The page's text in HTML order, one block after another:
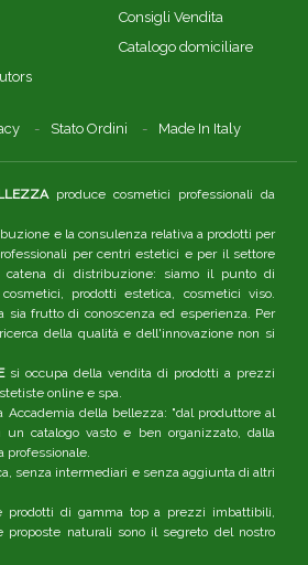
Consigli Vendita
Catalogo domiciliare
Stato Ordini Made In Italy
produce cosmetici professionali da
e la consulenza relativa a prodotti per
per centri estetici e per il settore
catena di distribuzione: siamo il punto di
prodotti estetica, cosmetici viso.
sia frutto di conoscenza ed esperienza. Per
della qualità e dell'innovazione non si
si occupa della vendita di prodotti a prezzi
online e spa.
Accademia della bellezza: "dal produttore al
catalogo vasto e ben organizzato, dalla
professionale.
senza intermediari e senza aggiunta di altri
prodotti di gamma top a prezzi imbattibili,
proposte naturali sono il segreto del nostro